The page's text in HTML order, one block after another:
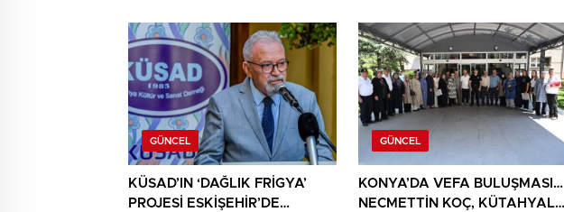
BULUNDU
GÜNCEL
KÜSAD’IN ‘DAĞLIK FRİGYA’
PROJESİ ESKİŞEHİR’DE
GÜNCEL
KONYA’DA VEFA BULUŞMASI…
NECMETTİN KOÇ, KÜTAHYALI